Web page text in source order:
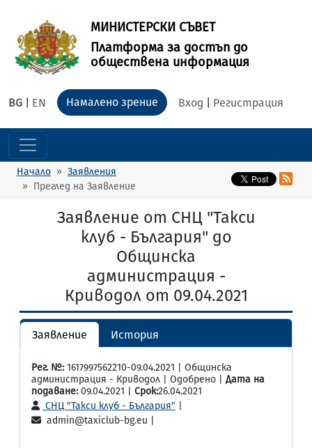
МИНИСТЕРСКИ СЪВЕТ
Платформа за достъп до
обществена информация
BG EN Вход Регистрация
Намалено зрение
Начало
Заявления
Преглед на Заявление
Заявление от СНЦ "Такси
клуб - България" до
Общинска
администрация -
Криводол от 09.04.2021
Заявление История
Рег. №: 1617997562210-09.04.2021 | Общинска
администрация - Криводол | Одобрено | Дата на
подаване: 09.04.2021 | Срок:26.04.2021
СНЦ "Такси клуб - България"
admin@taxiclub-bg.eu |